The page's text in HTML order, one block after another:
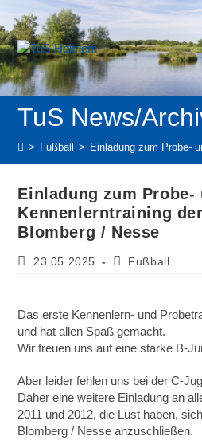
> Fußball > Einladung zum Probe-
Einladung zum Probe-
Kennenlerntraining
Blomberg / Nesse
23.05.2025 Fußball
Das erste Kennenlern- und
und hat allen Spaß gemacht.
Wir freuen uns auf eine starke B-
Aber leider fehlen uns bei der C-
Daher eine weitere Einladung an
2011 und 2012, die Lust haben,
Blomberg / Nesse anzuschließen.